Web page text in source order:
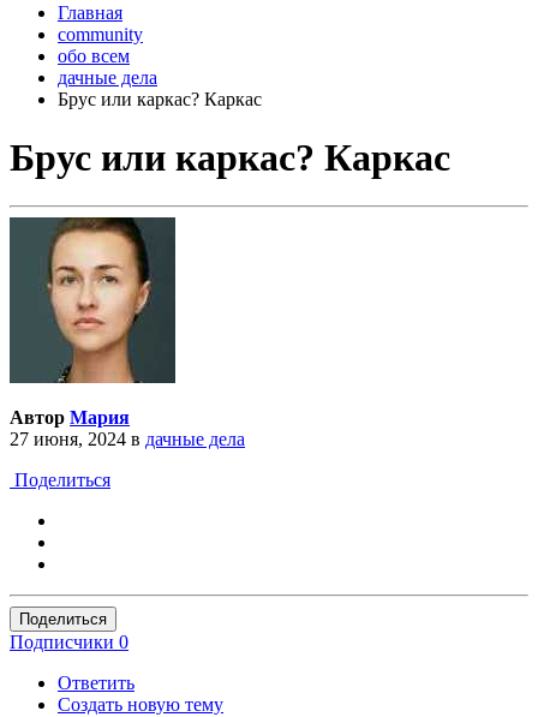
Главная
community
обо всем
дачные дела
Брус или каркас? Каркас
Брус или каркас? Каркас
Автор Мария
27 июня, 2024 в дачные дела
Поделиться
Поделиться
Подписчики 0
Ответить
Создать новую тему